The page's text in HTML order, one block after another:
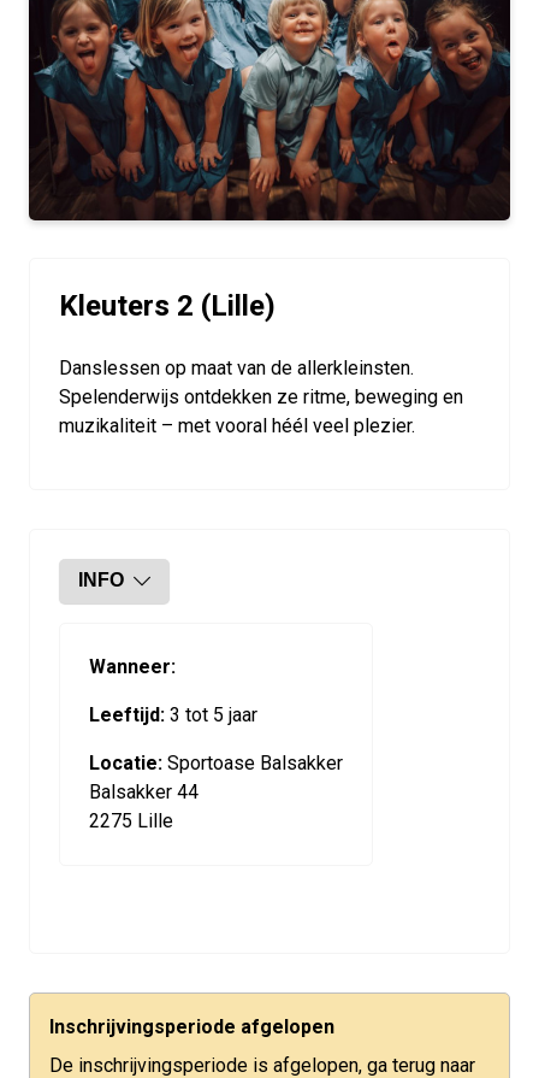
Kleuters 2 (Lille)
Danslessen op maat van de allerkleinsten.
Spelenderwijs ontdekken ze ritme, beweging en
muzikaliteit – met vooral héél veel plezier.
INFO
Wanneer:
Leeftijd: 3 tot 5 jaar
Locatie: Sportoase Balsakker
Balsakker 44
2275 Lille
Inschrijvingsperiode afgelopen
De inschrijvingsperiode is afgelopen, ga terug naar